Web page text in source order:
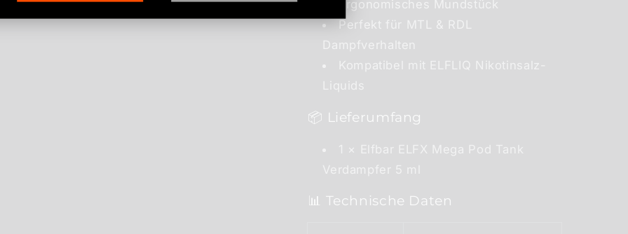
Ergonomisches Mundstück
Perfekt für MTL & RDL
Dampfverhalten
Kompatibel mit ELFLIQ Nikotinsalz-
Liquids
📦 Lieferumfang
1 × Elfbar ELFX Mega Pod Tank
Verdampfer 5 ml
📊 Technische Daten